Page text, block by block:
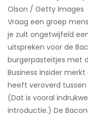
Olson / Getty Images
Vraag een groep
je zult ongetwijfeld
uitspreken voor de
burgerpasteitjes met
Business Insider
heeft veroverd tussen
(Dat is vooral
introductie.) De